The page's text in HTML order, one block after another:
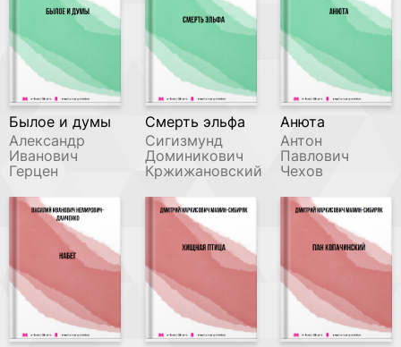
Былое и думы
Александр
Иванович
Герцен
Смерть эльфа
Сигизмунд
Доминикович
Кржижановский
Анюта
Антон
Павлович
Чехов